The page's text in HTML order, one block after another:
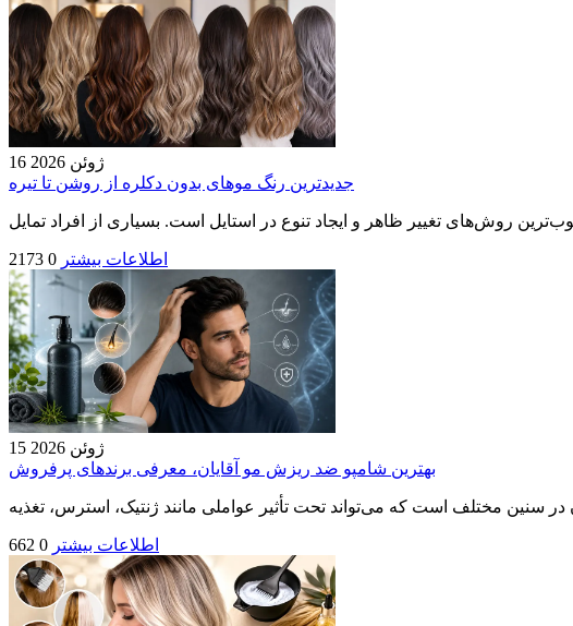
16 ژوئن 2026
جدیدترین رنگ موهای بدون دکلره از روشن تا تیره
2173 0 اطلاعات بیشتر
15 ژوئن 2026
بهترین شامپو ضد ریزش مو آقایان، معرفی برندهای پرفروش
662 0 اطلاعات بیشتر